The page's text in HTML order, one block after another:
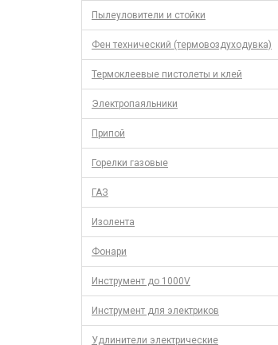
Пылеуловители и стойки
Фен технический (термовоздуходувка)
Термоклеевые пистолеты и клей
Электропаяльники
Припой
Горелки газовые
ГАЗ
Изолента
Фонари
Инструмент до 1000V
Инструмент для электриков
Удлинители электрические